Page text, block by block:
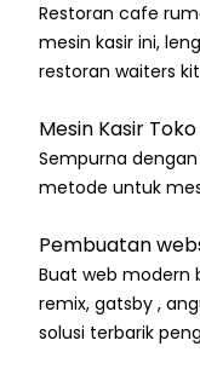
Restoran cafe
mesin kasir ini,
restoran waiters
Mesin Kasir Toko
Sempurna
metode untuk
Pembuatan
Buat web modern
remix, gatsby ,
solusi terbarik